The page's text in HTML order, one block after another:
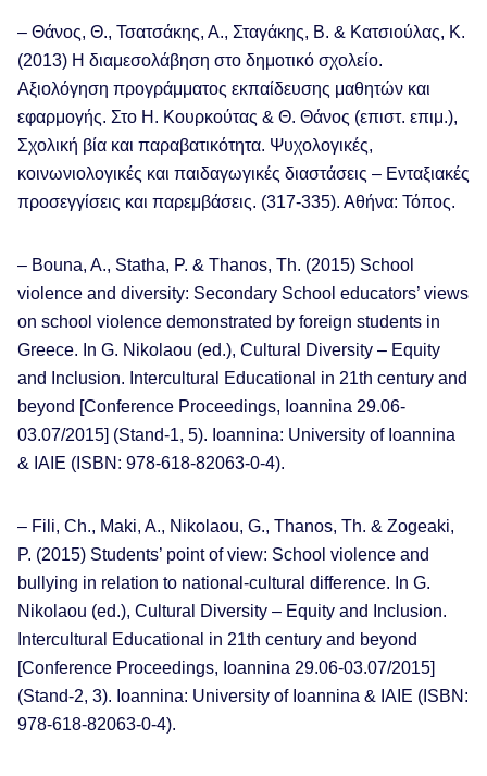
– Θάνος, Θ., Τσατσάκης, Α., Σταγάκης, Β. & Κατσιούλας, Κ.
(2013) Η διαμεσολάβηση στο δημοτικό σχολείο.
Αξιολόγηση προγράμματος εκπαίδευσης μαθητών και
εφαρμογής. Στο Η. Κουρκούτας & Θ. Θάνος (επιστ. επιμ.),
Σχολική βία και παραβατικότητα. Ψυχολογικές,
κοινωνιολογικές και παιδαγωγικές διαστάσεις – Ενταξιακές
προσεγγίσεις και παρεμβάσεις. (317-335). Αθήνα: Τόπος.
– Bouna, A., Statha, P. & Thanos, Th. (2015) School
violence and diversity: Secondary School educators’ views
on school violence demonstrated by foreign students in
Greece. In G. Nikolaou (ed.), Cultural Diversity – Equity
and Inclusion. Intercultural Educational in 21th century and
beyond [Conference Proceedings, Ioannina 29.06-
03.07/2015] (Stand-1, 5). Ioannina: University of Ioannina
& IAΙE (ISBN: 978-618-82063-0-4).
– Fili, Ch., Maki, A., Nikolaou, G., Thanos, Th. & Zogeaki,
P. (2015) Students’ point of view: School violence and
bullying in relation to national-cultural difference. In G.
Nikolaou (ed.), Cultural Diversity – Equity and Inclusion.
Intercultural Educational in 21th century and beyond
[Conference Proceedings, Ioannina 29.06-03.07/2015]
(Stand-2, 3). Ioannina: University of Ioannina & IAΙE (ISBN:
978-618-82063-0-4).